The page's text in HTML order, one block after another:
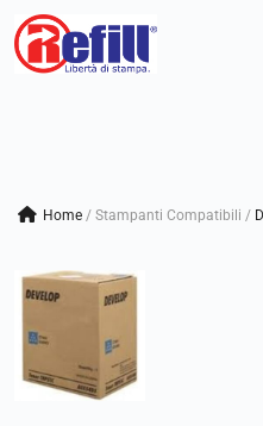
Vai
Home / Stampanti Compatibili /